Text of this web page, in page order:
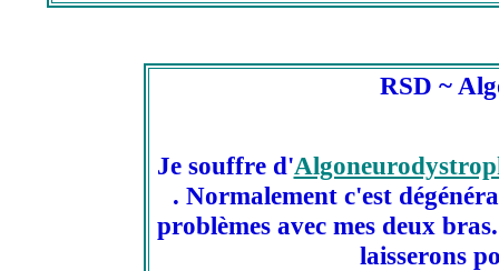
RSD ~
Je souffre d'
. Normalement c'est
problèmes avec mes deux
laisserons